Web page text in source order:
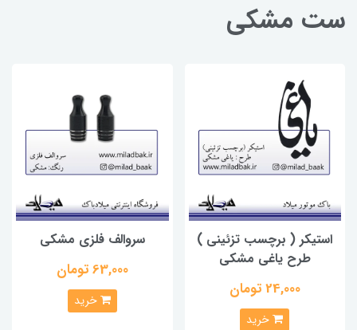
ست مشکی
استیکر ( برچسب تزئینی )
طرح یاغی مشکی
24,000 تومان
خرید
سروالف فلزی مشکی
63,000 تومان
خرید